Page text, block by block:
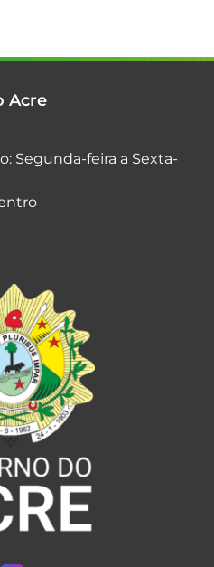
Acre
Segunda-feira a Sexta-